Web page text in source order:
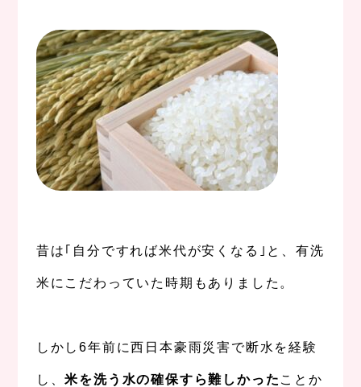
昔は｢自分ですれば米代が安くなる｣と、有洗
米にこだわっていた時期もありました。
しかし6年前に西日本豪雨災害で断水を経験
し、米を洗う水の確保すら難しかった ことか